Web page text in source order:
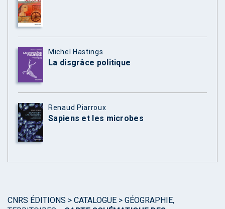
Michel Hastings
La disgrâce politique
Renaud Piarroux
Sapiens et les microbes
CNRS ÉDITIONS > CATALOGUE > GÉOGRAPHIE,